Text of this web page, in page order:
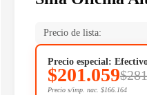
Precio de lista:
Precio especial:
$201.059$
Precio s/imp. nac. $166.164